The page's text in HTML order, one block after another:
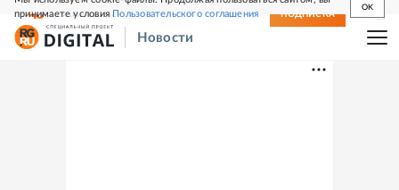
принимаете условияПользовательского соглашения
OK
СВЕЖИЙ НОМЕР ПОДПИСКА
Новости